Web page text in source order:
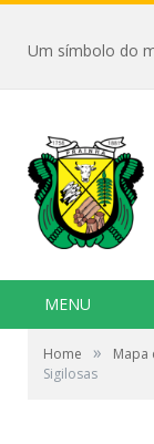
MENU
Home » Mapa
Sigilosas